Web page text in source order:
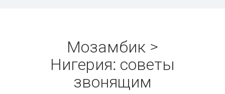
Мозамбик >
Нигерия: советы
звонящим